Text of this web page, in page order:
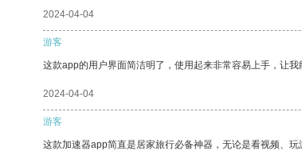
2024-04-04
游客
这款app的用户界面简洁明了，使用起来非常容易上手，让
2024-04-04
游客
这款加速器app简直是居家旅行必备神器，无论是看视频、